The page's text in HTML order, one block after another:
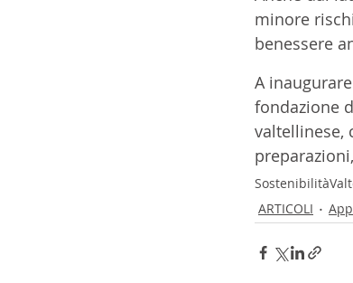
minore
benessere
A
fondazione
valtellinese,
Sostenibilità
ARTICOLI